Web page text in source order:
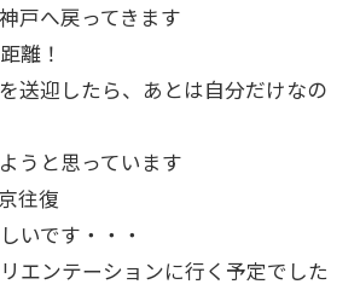
戸へ戻ってきます
離！
送迎したら、あとは自分だけなの
うと思っています
往復
いです・・・
エンテーションに行く予定でした